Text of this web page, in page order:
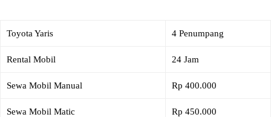
Toyota Yaris 4 Penumpang
Rental Mobil 24 Jam
Sewa Mobil Manual Rp 400.000
Sewa Mobil Matic Rp 450.000